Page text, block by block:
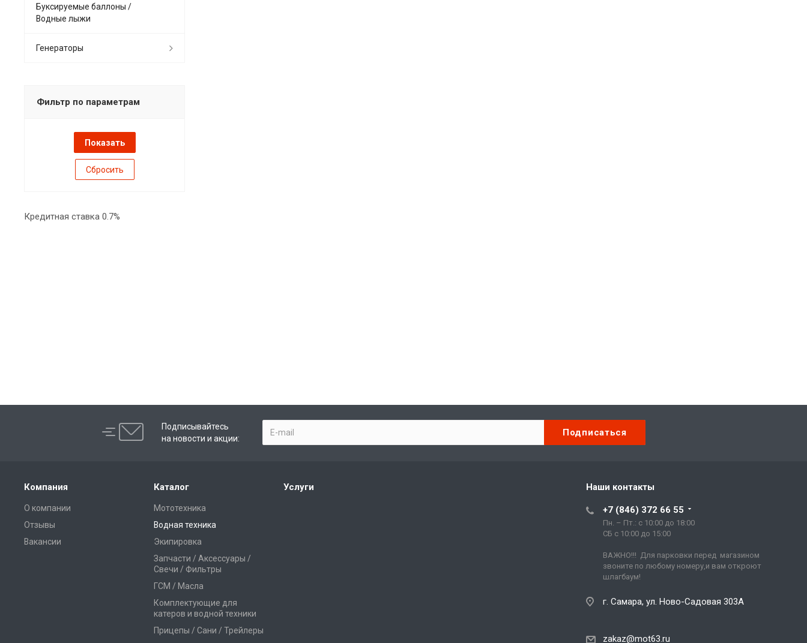
Буксируемые баллоны /
Водные лыжи
Генераторы
Фильтр по параметрам
Сбросить
Кредитная ставка 0.7%
Подписывайтесь
на новости и акции:
Компания
О компании
Отзывы
Вакансии
Каталог
Мототехника
Водная техника
Экипировка
Запчасти / Аксессуары /
Свечи / Фильтры
ГСМ / Масла
Комплектующие для
катеров и водной техники
Прицепы / Сани / Трейлеры
Услуги Наши контакты
+7 (846) 372 66 55
Пн. – Пт.: с 10:00 до 18:00
СБ с 10:00 до 15:00
ВАЖНО!!! Для парковки перед магазином
звоните по любому номеру,и вам откроют
шлагбаум!
г. Самара, ул. Ново-Садовая 303А
zakaz@mot63.ru